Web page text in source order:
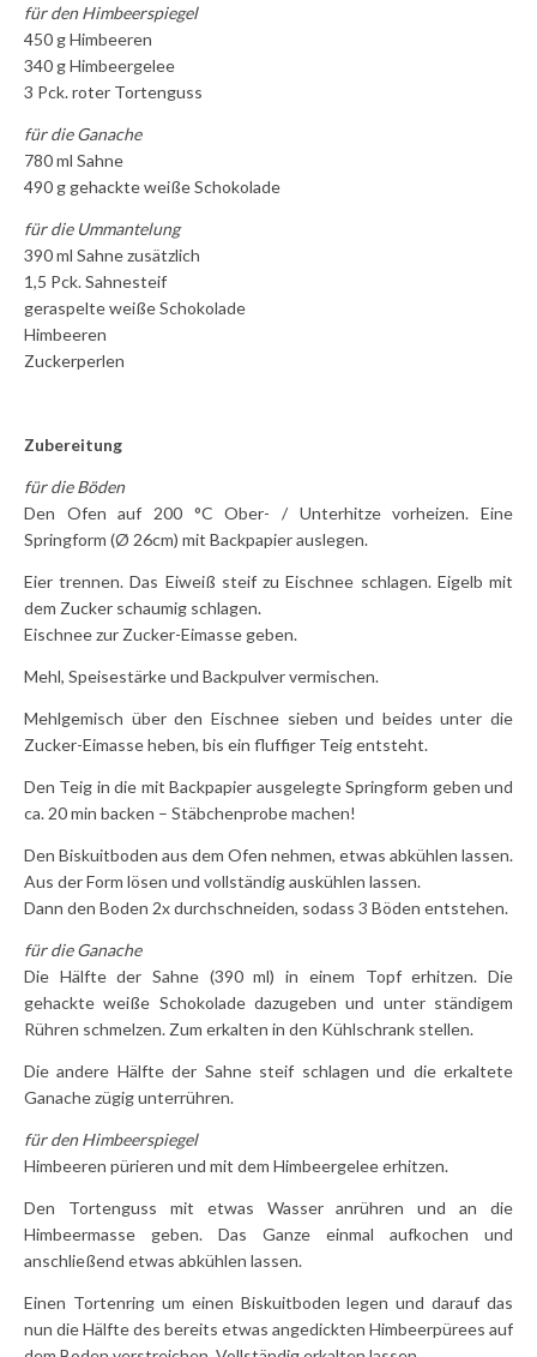
für den Himbeerspiegel
450 g Himbeeren
340 g Himbeergelee
3 Pck. roter Tortenguss
für die Ganache
780 ml Sahne
490 g gehackte weiße Schokolade
für die Ummantelung
390 ml Sahne zusätzlich
1,5 Pck. Sahnesteif
geraspelte weiße Schokolade
Himbeeren
Zuckerperlen
Zubereitung
für die Böden
Den Ofen auf 200 °C Ober- / Unterhitze vorheizen. Eine
Springform (Ø 26cm) mit Backpapier auslegen.
Eier trennen. Das Eiweiß steif zu Eischnee schlagen. Eigelb mit
dem Zucker schaumig schlagen.
Eischnee zur Zucker-Eimasse geben.
Mehl, Speisestärke und Backpulver vermischen.
Mehlgemisch über den Eischnee sieben und beides unter die
Zucker-Eimasse heben, bis ein fluffiger Teig entsteht.
Den Teig in die mit Backpapier ausgelegte Springform geben und
ca. 20 min backen – Stäbchenprobe machen!
Den Biskuitboden aus dem Ofen nehmen, etwas abkühlen lassen.
Aus der Form lösen und vollständig auskühlen lassen.
Dann den Boden 2x durchschneiden, sodass 3 Böden entstehen.
für die Ganache
Die Hälfte der Sahne (390 ml) in einem Topf erhitzen. Die
gehackte weiße Schokolade dazugeben und unter ständigem
Rühren schmelzen. Zum erkalten in den Kühlschrank stellen.
Die andere Hälfte der Sahne steif schlagen und die erkaltete
Ganache zügig unterrühren.
für den Himbeerspiegel
Himbeeren pürieren und mit dem Himbeergelee erhitzen.
Den Tortenguss mit etwas Wasser anrühren und an die
Himbeermasse geben. Das Ganze einmal aufkochen und
anschließend etwas abkühlen lassen.
Einen Tortenring um einen Biskuitboden legen und darauf das
nun die Hälfte des bereits etwas angedickten Himbeerpürees auf